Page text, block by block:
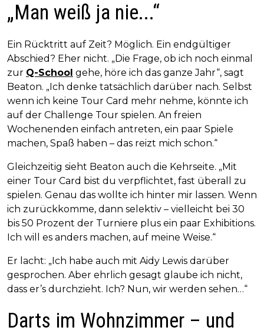
„Man weiß ja nie...“
Ein Rücktritt auf Zeit? Möglich. Ein endgültiger
Abschied? Eher nicht. „Die Frage, ob ich noch einmal
zur Q-School gehe, höre ich das ganze Jahr“, sagt
Beaton. „Ich denke tatsächlich darüber nach. Selbst
wenn ich keine Tour Card mehr nehme, könnte ich
auf der Challenge Tour spielen. An freien
Wochenenden einfach antreten, ein paar Spiele
machen, Spaß haben – das reizt mich schon.“
Gleichzeitig sieht Beaton auch die Kehrseite. „Mit
einer Tour Card bist du verpflichtet, fast überall zu
spielen. Genau das wollte ich hinter mir lassen. Wenn
ich zurückkomme, dann selektiv – vielleicht bei 30
bis 50 Prozent der Turniere plus ein paar Exhibitions.
Ich will es anders machen, auf meine Weise.“
Er lacht: „Ich habe auch mit Aidy Lewis darüber
gesprochen. Aber ehrlich gesagt glaube ich nicht,
dass er’s durchzieht. Ich? Nun, wir werden sehen…“
Darts im Wohnzimmer – und